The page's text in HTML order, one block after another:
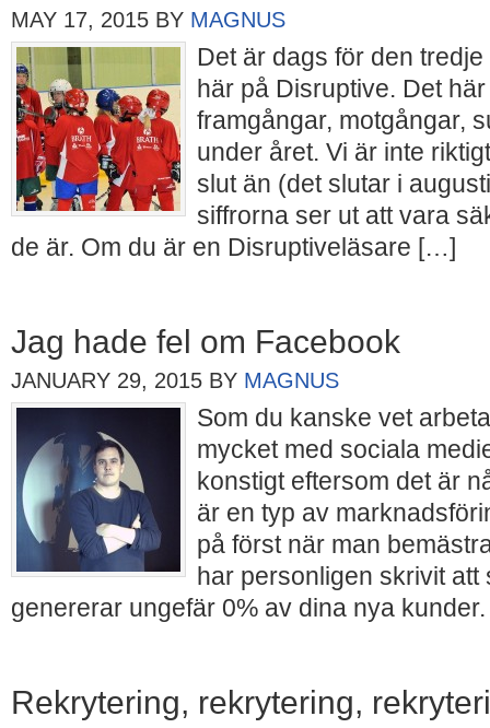
MAY 17, 2015 BY MAGNUS
Det är dags för den
här på Disruptive. Det
framgångar, motgångar,
under året. Vi är inte
slut än (det slutar i
siffrorna ser ut att vara
de är. Om du är en Disruptiveläsare […]
Jag hade fel om Facebook
JANUARY 29, 2015 BY MAGNUS
Som du kanske vet
mycket med sociala
konstigt eftersom det är
är en typ av
på först när man
har personligen skrivit att
genererar ungefär 0% av dina nya
Rekrytering, rekrytering,